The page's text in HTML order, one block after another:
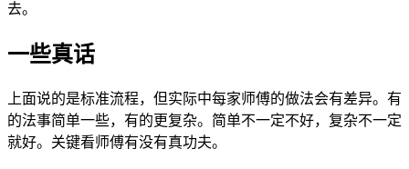
去。
一些真话
上面说的是标准流程，但实际中每家师傅的做法会有差异。有
的法事简单一些，有的更复杂。简单不一定不好，复杂不一定
就好。关键看师傅有没有真功夫。